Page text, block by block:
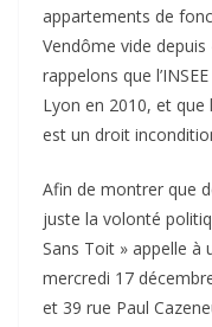
appartements de
Vendôme vide
rappelons que
Lyon en 2010, et que
est un droit
Afin de montrer que
juste la volonté
Sans Toit » appelle à
mercredi 17
et 39 rue Paul